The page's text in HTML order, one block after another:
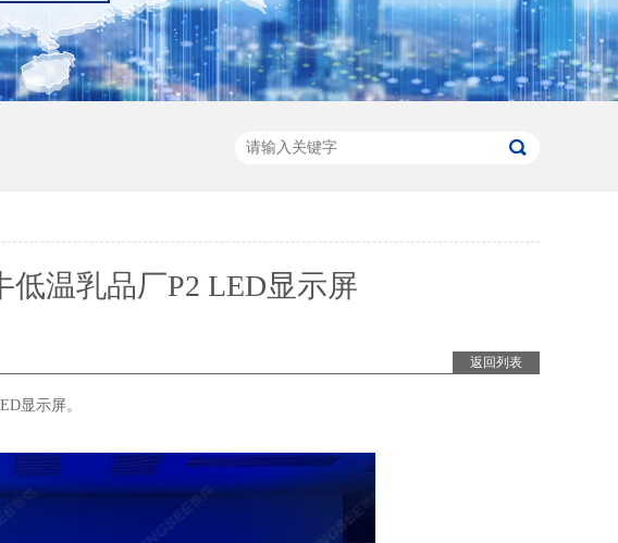
温乳品厂P2 LED显示屏
返回列表
显示屏。